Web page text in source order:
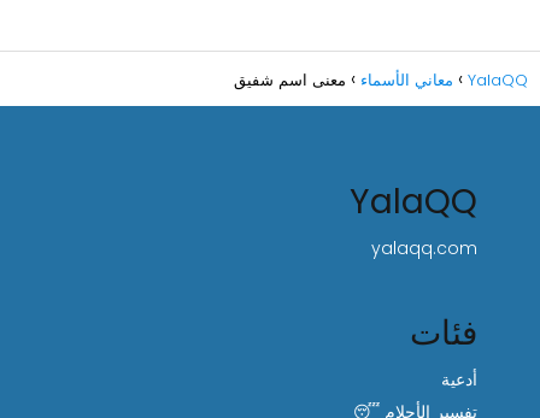
YalaQQ معاني الأسماء معنى اسم شفيق
YalaQQ
yalaqq.com
فئات
أدعية
تفسير الأحلام 😴